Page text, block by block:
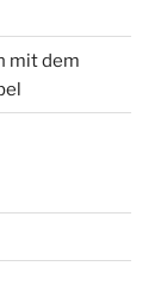
mit dem